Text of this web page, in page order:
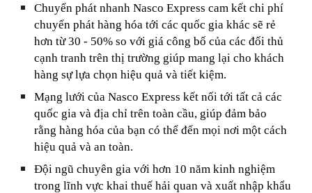
Chuyển phát nhanh Nasco Express cam kết chi phí
chuyển phát hàng hóa tới các quốc gia khác sẽ rẻ
hơn từ 30 - 50% so với giá công bố của các đối thủ
cạnh tranh trên thị trường giúp mang lại cho khách
hàng sự lựa chọn hiệu quả và tiết kiệm.
Mạng lưới của Nasco Express kết nối tới tất cả các
quốc gia và địa chỉ trên toàn cầu, giúp đảm bảo
rằng hàng hóa của bạn có thể đến mọi nơi một cách
hiệu quả và an toàn.
Đội ngũ chuyên gia với hơn 10 năm kinh nghiệm
trong lĩnh vực khai thuế hải quan và xuất nhập khẩu